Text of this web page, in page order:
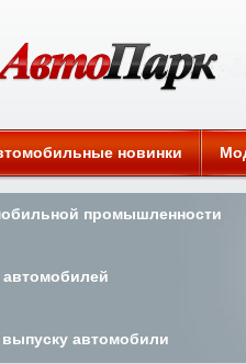
новинки
промышленности
выпуску автомобили